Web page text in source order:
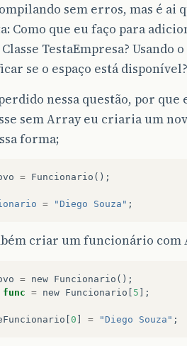
sem erros, mas é ai
Como que eu faço para
TestaEmpresa? Usando
se o espaço está disponível?
nessa questão, por
sem Array eu criaria um
forma;
= Funcionario ();
= "Diego Souza" ;
criar um funcionário com
= new Funcionario ();
func = new Funcionario [ 5 ];
[0 ] = "Diego Souza" ;